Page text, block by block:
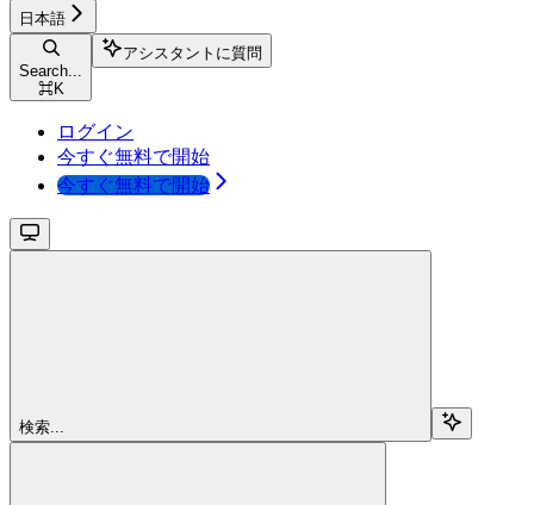
日本語
Search...
⌘K
アシスタントに質問
ログイン
今すぐ無料で開始
今すぐ無料で開始
検索...